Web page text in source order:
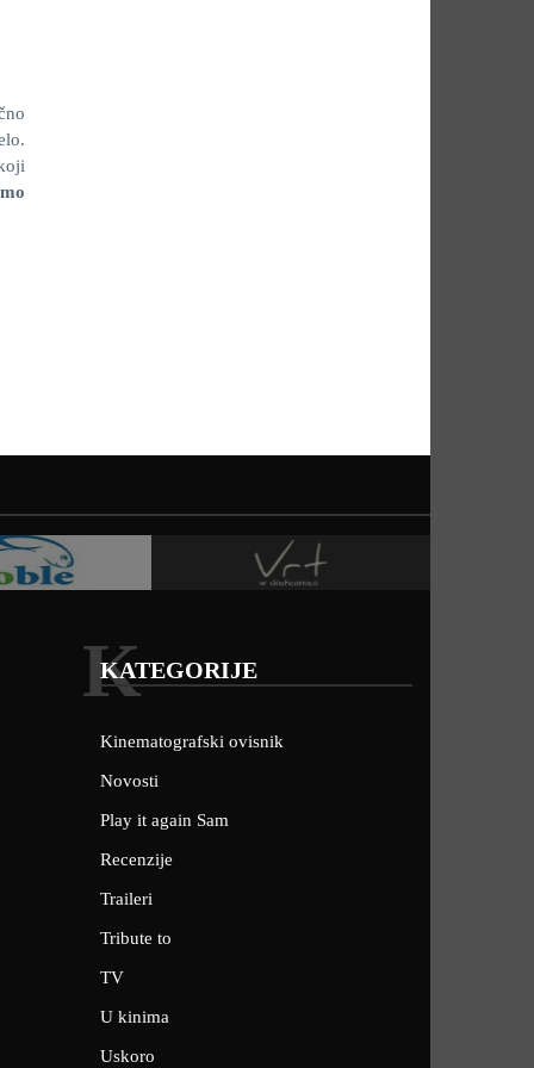
KATEGORIJE
K
Kinematografski ovisnik
Novosti
Play it again Sam
Recenzije
Traileri
Tribute to
TV
U kinima
Uskoro